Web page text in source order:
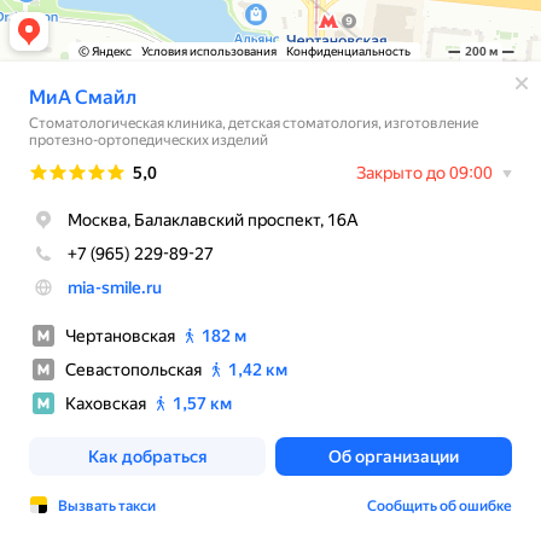
© Яндекс Условия использования Конфиденциальность 200 м
МиА Смайл
Стоматологическая клиника, детская стоматология, изготовление
протезно-ортопедических изделий
Рейтинг
5,0 Закрыто до 09:00
Москва, Балаклавский проспект, 16А
+7 (965) 229-89-27
mia-smile.ru
Чертановская
182 м
Севастопольская
1,42 км
Каховская
1,57 км
Как добраться Об организации
Вызвать такси Сообщить об ошибке